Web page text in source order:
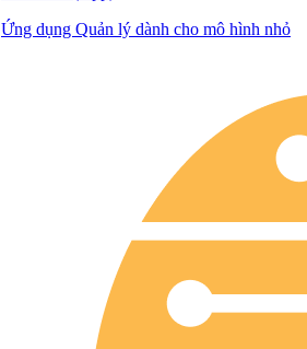
Ứng dụng Quản lý dành cho mô hình nhỏ